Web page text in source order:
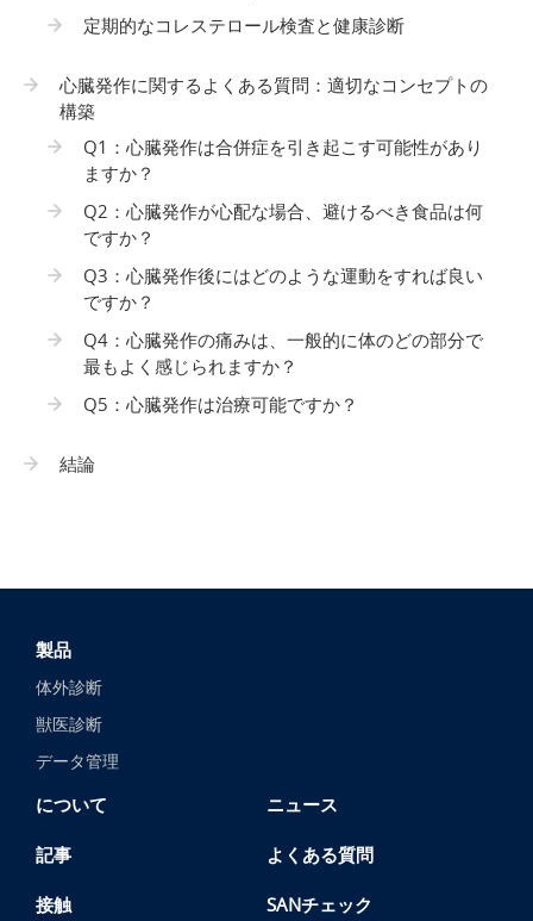
定期的なコレステロール検査と健康診断
心臓発作に関するよくある質問：適切なコンセプトの
構築
Q1：心臓発作は合併症を引き起こす可能性があり
ますか？
Q2：心臓発作が心配な場合、避けるべき食品は何
ですか？
Q3：心臓発作後にはどのような運動をすれば良い
ですか？
Q4：心臓発作の痛みは、一般的に体のどの部分で
最もよく感じられますか？
Q5：心臓発作は治療可能ですか？
結論
製品
体外診断
獣医診断
データ管理
について ニュース
記事 よくある質問
接触 SANチェック